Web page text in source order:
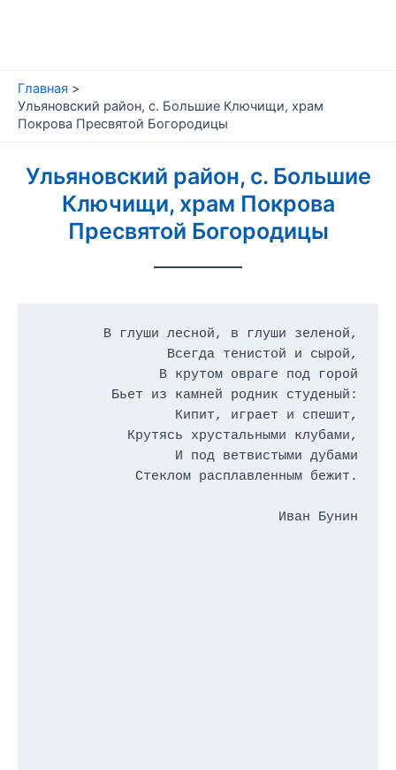
Главная
Ульяновский район, с. Большие Ключищи, храм
Покрова Пресвятой Богородицы
Ульяновский район, с. Большие
Ключищи, храм Покрова
Пресвятой Богородицы
В глуши лесной, в глуши зеленой,
Всегда тенистой и сырой,
В крутом овраге под горой
Бьет из камней родник студеный:
Кипит, играет и спешит,
Крутясь хрустальными клубами,
И под ветвистыми дубами
Стеклом расплавленным бежит.
Иван Бунин